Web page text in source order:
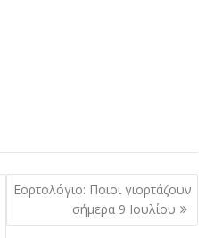
Εορτολόγιο: Ποιοι γιορτάζουν
σήμερα 9 Ιουλίου